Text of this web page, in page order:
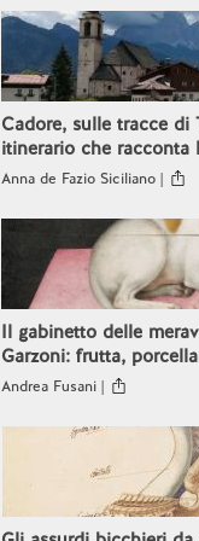
Cadore, sulle tracce di
itinerario che
Anna de Fazio Siciliano |
Il gabinetto delle
Garzoni: frutta,
Andrea Fusani |